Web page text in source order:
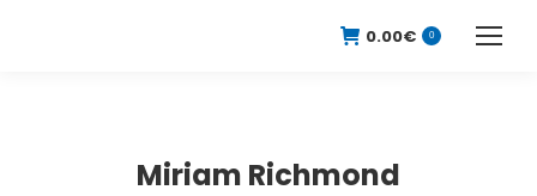
0.00€ 0
Miriam Richmond